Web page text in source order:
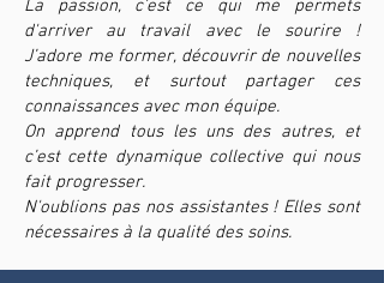
La passion, c’est ce qui me permets
d'arriver au travail avec le sourire !
J’adore me former, découvrir de nouvelles
techniques, et surtout partager ces
connaissances avec mon équipe.
On apprend tous les uns des autres, et
c’est cette dynamique collective qui nous
fait progresser.
N'oublions pas nos assistantes ! Elles sont
nécessaires à la qualité des soins.